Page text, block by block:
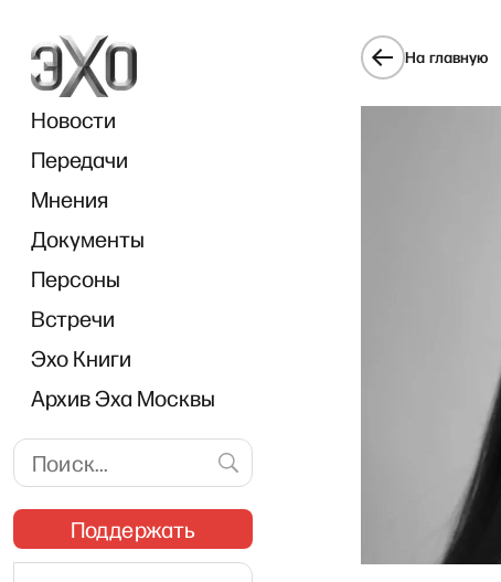
Новости
Передачи
Мнения
Документы
Персоны
Встречи
Эхо Книги
Архив Эха Москвы
Поддержать
На главную